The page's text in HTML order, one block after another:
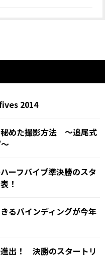
2014
めた撮影方法 ～追尾式
ーフパイプ準決勝のスタ
！
るバインディングが今年
出！ 決勝のスタートリ